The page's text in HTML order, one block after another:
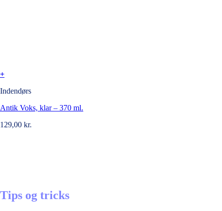
+
Indendørs
Antik Voks, klar – 370 ml.
129,00 kr.
Tips og tricks